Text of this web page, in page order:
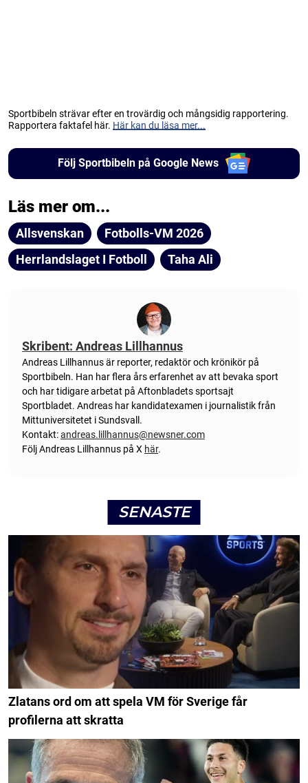
Sportbibeln strävar efter en trovärdig och mångsidig rapportering.
Rapportera faktafel här. Här kan du läsa mer...
Följ Sportbibeln på Google News
Läs mer om...
Allsvenskan
Fotbolls-VM 2026
Herrlandslaget I Fotboll
Taha Ali
Skribent: Andreas Lillhannus
Andreas Lillhannus är reporter, redaktör och krönikör på
Sportbibeln. Han har flera års erfarenhet av att bevaka sport
och har tidigare arbetat på Aftonbladets sportsajt
Sportbladet. Andreas har kandidatexamen i journalistik från
Mittuniversitetet i Sundsvall.
Kontakt:andreas.lillhannus@newsner.com
Följ Andreas Lillhannus på X här.
SENASTE
Zlatans ord om att spela VM för Sverige får
profilerna att skratta